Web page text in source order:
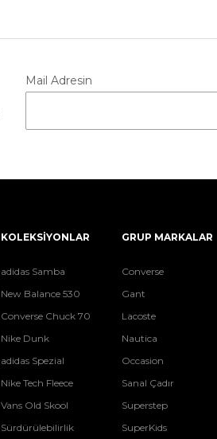
Mail Adresin
KOLEKSİYONLAR
adidas Samba
New Balance 530
Converse Chuck 70
Nike Dunk
adidas Spezial
Nike Tech Fleece
Vans Old Skool
Sürdürülebilirlik
GRUP MARKALAR
Converse
Gant
Lacoste
Nautica
Occasion
Sanal Çadır
Superstep
SuperKids